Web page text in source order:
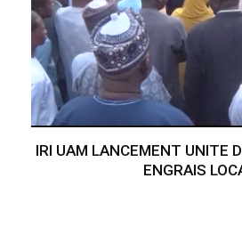
IRI UAM LANCEMENT UNITE
ENGRAIS